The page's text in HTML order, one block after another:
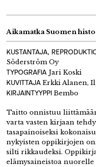
Aikamatka Suomen
KUSTANTAJA,
Söderström Oy
TYPOGRAFIA Jari Koski
KUVITTAJA Erkki Alanen,
KIRJAINTYYPPI Bembo
Taitto onnistuu
varta vasten kirjaan
tasapainoiseksi
nykyisten oppikirjojen
silti rikkaudeksi.
elämysaineistoa nuorelle